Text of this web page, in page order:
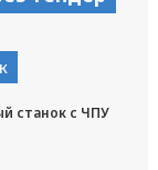
станок с ЧПУ